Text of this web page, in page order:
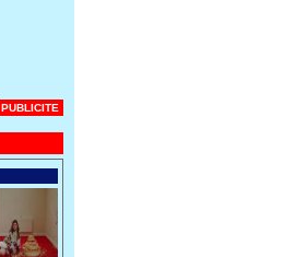
PUBLICITE